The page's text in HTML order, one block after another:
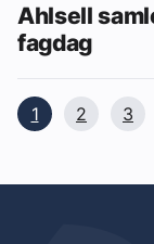
Ahlsell
fagdag
1 2 3